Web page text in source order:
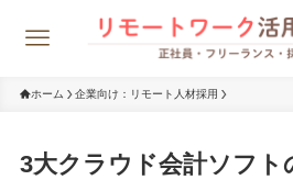
ホーム 企業向け：リモート人材採用
3大クラウド会計ソフト